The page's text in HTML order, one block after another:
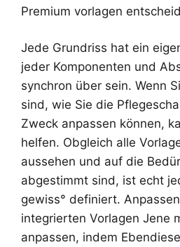
Premium vorlagen
Jede Grundriss hat ein
jeder Komponenten und
synchron über sein. Wenn
sind, wie Sie die
Zweck anpassen können,
helfen. Obgleich alle
aussehen und auf die
abgestimmt sind, ist echt
gewiss° definiert.
integrierten Vorlagen Jene
anpassen, indem